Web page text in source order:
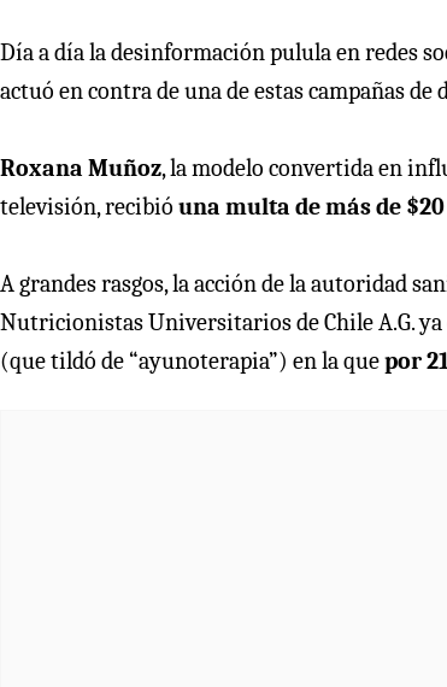
Día a día la desinformación pulula en redes
actuó en contra de una de estas campañas de
Roxana Muñoz, la modelo convertida en
televisión, recibió una multa de más de
A grandes rasgos, la acción de la autoridad
Nutricionistas Universitarios de Chile A.G.
(que tildó de “ayunoterapia”) en la quepor